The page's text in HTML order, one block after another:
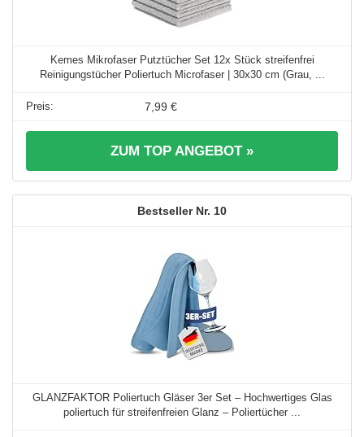
Kemes Mikrofaser Putztücher Set 12x Stück streifenfrei
Reinigungstücher Poliertuch Microfaser | 30x30 cm (Grau, ...
7,99 €
ZUM TOP ANGEBOT »
10
GLANZFAKTOR Poliertuch Gläser 3er Set – Hochwertiges Glas
poliertuch für streifenfreien Glanz – Poliertücher ...